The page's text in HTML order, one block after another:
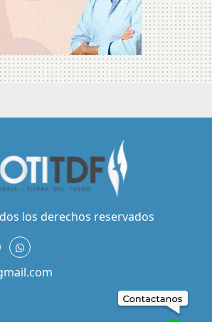
los derechos reservados